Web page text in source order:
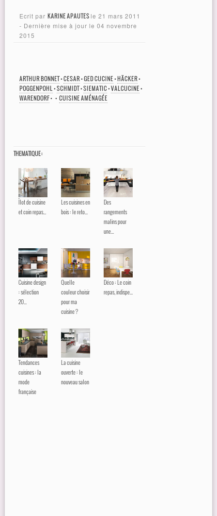
Ecrit par KARINE APAUTES le 21 mars 2011
- Dernière mise à jour le 04 novembre
2015
ARTHUR BONNET•CESAR•GED CUCINE•HÄCKER•
POGGENPOHL•SCHMIDT•SIEMATIC•VALCUCINE•
WARENDORF• • CUISINE AMÉNAGÉE
THEMATIQUE :
Îlot de cuisine
et coin repas...
Les cuisines en
bois : le reto...
Des
rangements
malins pour
une...
Cuisine design
: sélection
20...
Quelle
couleur choisir
pour ma
cuisine ?
Déco : Le coin
repas, indispe...
Tendances
cuisines : la
mode
française
La cuisine
ouverte : le
nouveau salon